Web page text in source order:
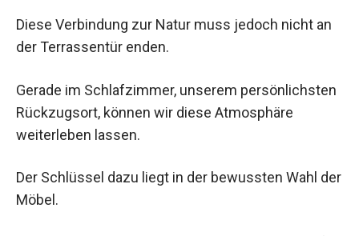
Diese Verbindung zur Natur muss jedoch nicht an
der Terrassentür enden.
Gerade im Schlafzimmer, unserem persönlichsten
Rückzugsort, können wir diese Atmosphäre
weiterleben lassen.
Der Schlüssel dazu liegt in der bewussten Wahl der
Möbel.